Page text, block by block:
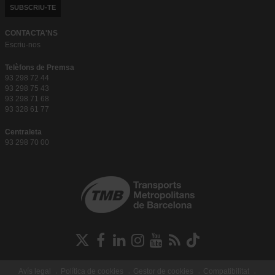
SUBSCRIU-TE
CONTACTA'NS
Escriu-nos
Telèfons de Premsa
93 298 72 44
93 298 75 43
93 298 71 68
93 328 61 77
Centraleta
93 298 70 00
Avís legal Política de cookies Gestor de cookies Compatibilitat